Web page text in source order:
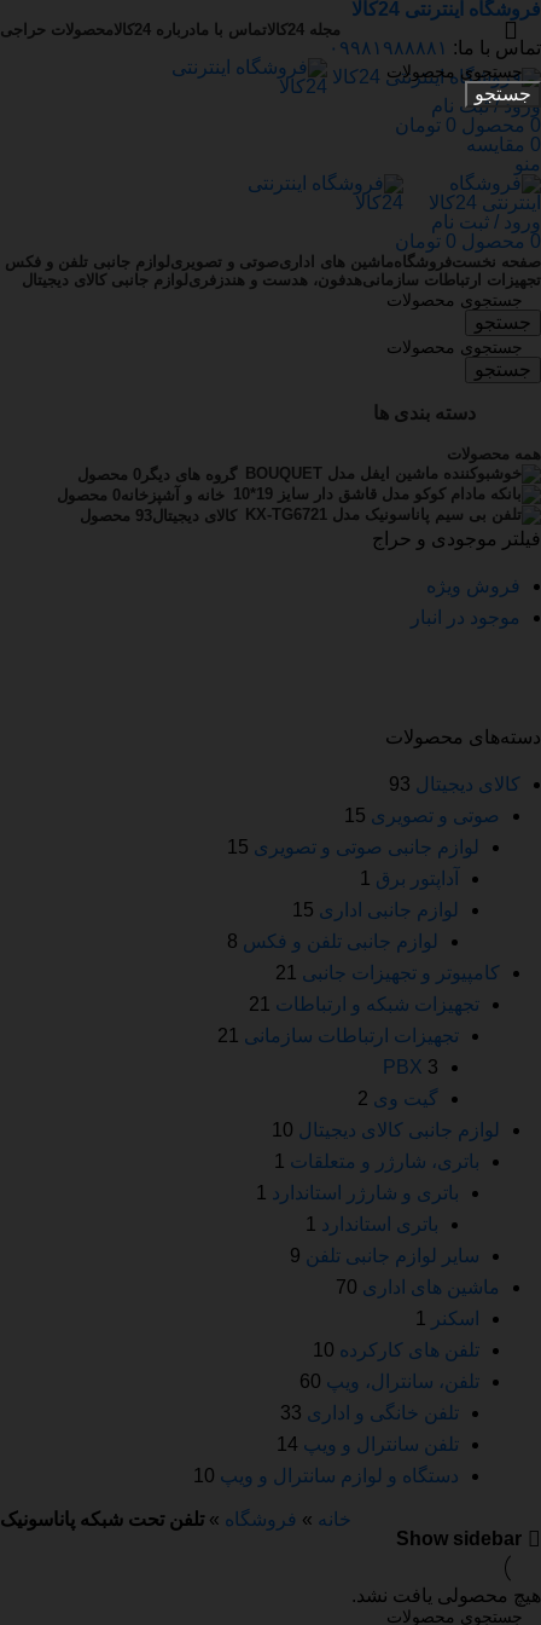
فروشگاه اینترنتی 24کالا
مجله 24کالا تماس با مادرباره 24کالا محصولات حراجی
تماس با ما: ۰۹۹۸۱۹۸۸۸۸۱
ورود / ثبت نام
0 محصول 0 تومان
0 مقایسه
منو
ورود / ثبت نام
0 محصول 0 تومان
صفحه نخستفروشگاهماشین های اداریصوتی و تصویری لوازم جانبی تلفن و فکس
تجهیزات ارتباطات سازمانیهدفون، هدست و هندزفری لوازم جانبی کالای دیجیتال
جستجو
جستجو
دسته بندی ها
همه محصولات
گروه های دیگر 0 محصول
خانه و آشپزخانه0 محصول
کالای دیجیتال93 محصول
فیلتر موجودی و حراج
فروش ویژه
موجود در انبار
دسته‌های محصولات
کالای دیجیتال 93
صوتی و تصویری 15
لوازم جانبی صوتی و تصویری 15
آداپتور برق 1
لوازم جانبی اداری 15
لوازم جانبی تلفن و فکس 8
کامپیوتر و تجهیزات جانبی 21
تجهیزات شبکه و ارتباطات 21
تجهیزات ارتباطات سازمانی 21
PBX 3
گیت وی 2
لوازم جانبی کالای دیجیتال 10
باتری، شارژر و متعلقات 1
باتری و شارژر استاندارد
1
باتری استاندارد
1
سایر لوازم جانبی تلفن 9
ماشین های اداری 70
اسکنر
1
تلفن های کارکرده 10
تلفن، سانترال، ویپ 60
تلفن خانگی و اداری 33
تلفن سانترال و ویپ 14
دستگاه و لوازم سانترال و ویپ 10
خانه » فروشگاه »تلفن تحت شبکه پاناسونیک
Show sidebar
هیچ محصولی یافت نشد.
جستجو